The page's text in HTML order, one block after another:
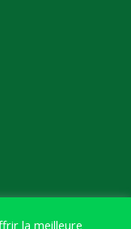
la meilleure